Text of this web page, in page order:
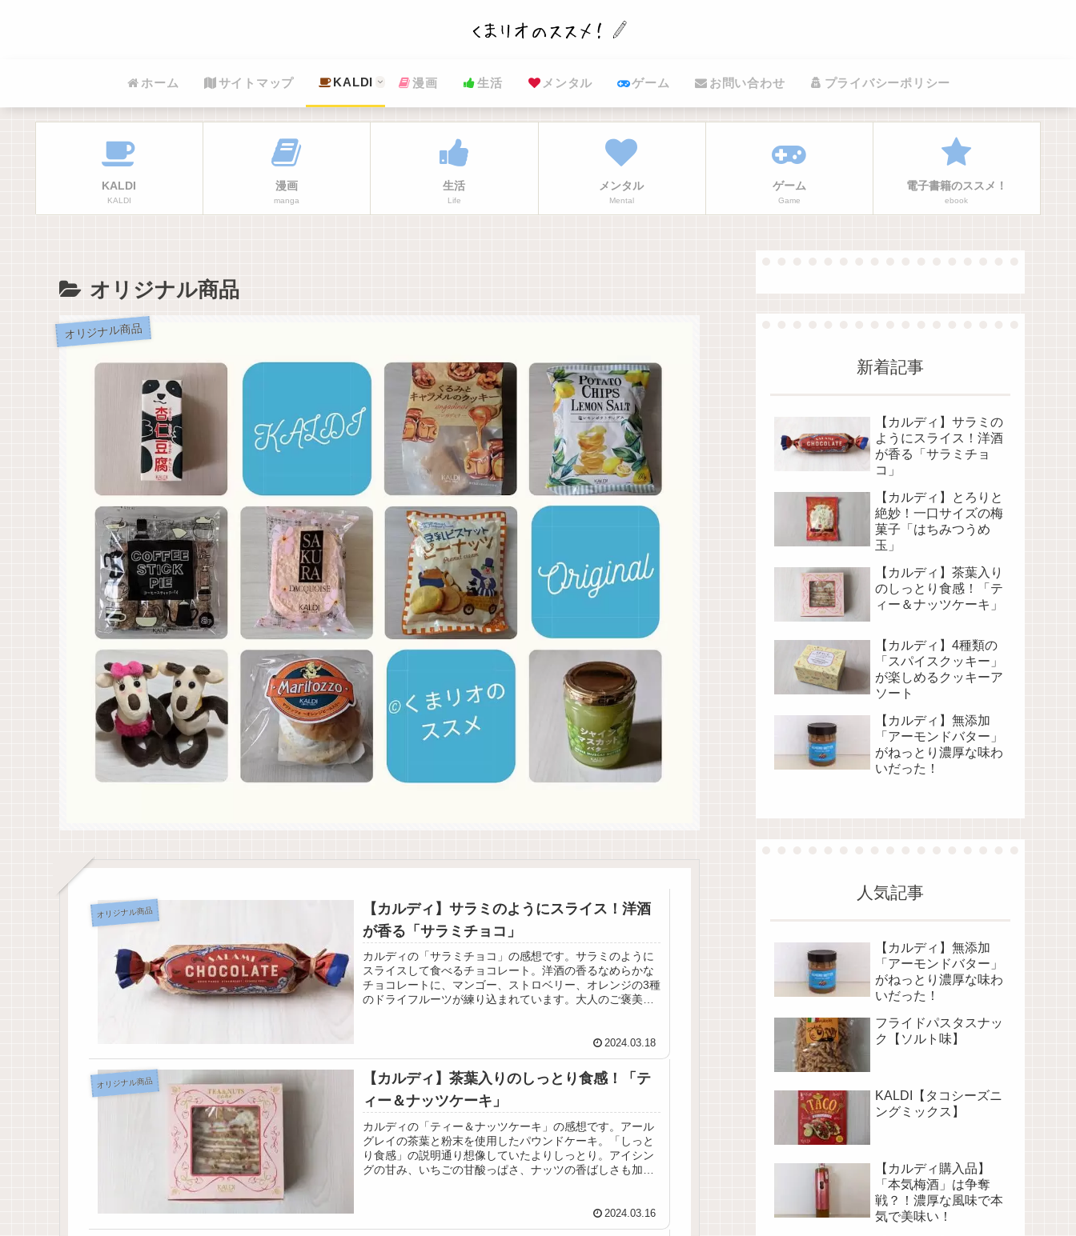
ホーム サイトマップ KALDI 漫画 生活 メンタル ゲーム お問い合わせ プライバシーポリシー
KALDI
KALDI
漫画
manga
生活
Life
メンタル
Mental
ゲーム
Game
電子書籍のススメ！
ebook
オリジナル商品
オリジナル商品
オリジナル商品
【カルディ】サラミのようにスライス！洋酒
が香る「サラミチョコ」
カルディの「サラミチョコ」の感想です。サラミのように
スライスして食べるチョコレート。洋酒の香るなめらかな
チョコレートに、マンゴー、ストロベリー、オレンジの3種
のドライフルーツが練り込まれています。大人のご褒美チ
2024.03.18
オリジナル商品
【カルディ】茶葉入りのしっとり食感！「テ
ィー＆ナッツケーキ」
カルディの「ティー＆ナッツケーキ」の感想です。アール
グレイの茶葉と粉末を使用したパウンドケーキ。「しっと
り食感」の説明通り想像していたよりしっとり。アイシン
グの甘み、いちごの甘酸っぱさ、ナッツの香ばしさも加わ
2024.03.16
新着記事
【カルディ】サラミの
ようにスライス！洋酒
が香る「サラミチョ
コ」
【カルディ】とろりと
絶妙！一口サイズの梅
菓子「はちみつうめ
玉」
【カルディ】茶葉入り
のしっとり食感！「テ
ィー＆ナッツケーキ」
【カルディ】4種類の
「スパイスクッキー」
が楽しめるクッキーア
ソート
【カルディ】無添加
「アーモンドバター」
がねっとり濃厚な味わ
いだった！
人気記事
【カルディ】無添加
「アーモンドバター」
がねっとり濃厚な味わ
いだった！
フライドパスタスナッ
ク【ソルト味】
KALDI【タコシーズニ
ングミックス】
【カルディ購入品】
「本気梅酒」は争奪
戦？！濃厚な風味で本
気で美味い！